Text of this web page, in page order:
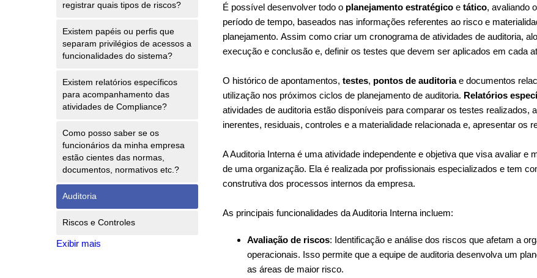
registrar quais tipos de riscos?
Existem papéis ou perfis que
separam privilégios de acessos a
funcionalidades do sistema?
Existem relatórios específicos
para acompanhamento das
atividades de Compliance?
Como posso saber se os
funcionários da minha empresa
estão cientes das normas,
documentos, normativos etc.?
Auditoria
Riscos e Controles
Exibir mais
É possível desenvolver todo o planejamento estratégico e tático, avaliando
período de tempo, baseados nas informações referentes ao risco e
planejamento. Assim como criar um cronograma de atividades de auditoria,
execução e conclusão e, definir os testes que devem ser aplicados em cada
O histórico de apontamentos, testes, pontos de auditoriae documentos
utilização nos próximos ciclos de planejamento de auditoria. Relatórios
atividades de auditoria estão disponíveis para comparar os testes realizados,
inerentes, residuais, controles e a materialidade relacionada e, apresentar os
A Auditoria Interna é uma atividade independente e objetiva que visa avaliar
de uma organização. Ela é realizada por profissionais especializados e tem
construtiva dos processos internos da empresa.
As principais funcionalidades da Auditoria Interna incluem:
Avaliação de riscos: Identificação e análise dos riscos que afetam a
operacionais. Isso permite que a equipe de auditoria desenvolva um
as áreas de maior risco.